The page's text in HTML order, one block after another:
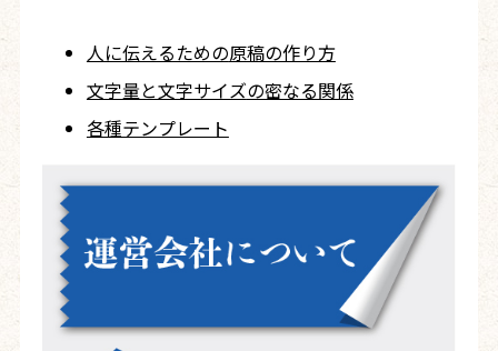
人に伝えるための原稿の作り方
文字量と文字サイズの密なる関係
各種テンプレート